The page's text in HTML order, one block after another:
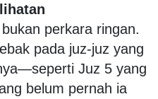
perkara ringan.
pada juz-juz yang
Juz 5 yang
belum pernah ia